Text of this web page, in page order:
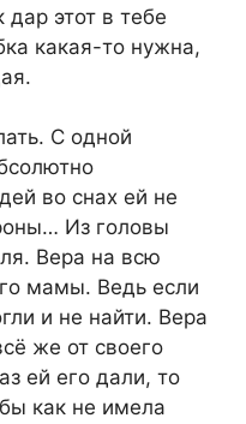
дар этот в тебе
какая-то нужна,
С одной
во снах ей не
Из головы
Вера на всю
мамы. Ведь если
и не найти. Вера
же от своего
ей его дали, то
как не имела